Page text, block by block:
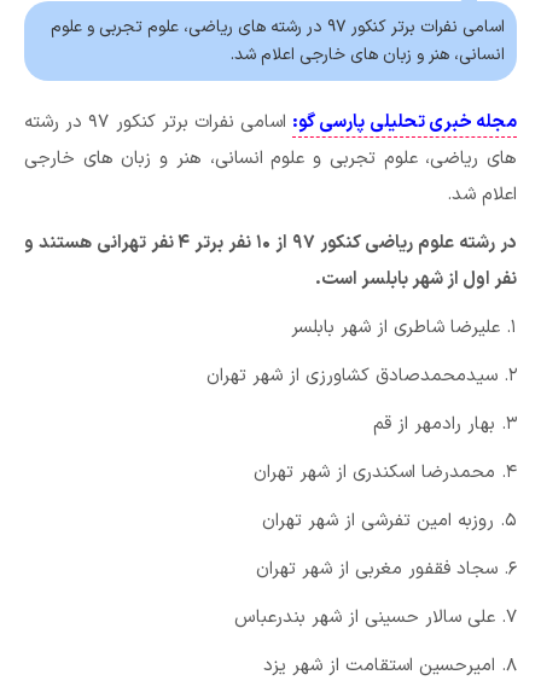
اسامی نفرات برتر کنکور ۹۷ در رشته های ریاضی، علوم تجربی و علوم
انسانی، هنر و زبان های خارجی اعلام شد.
مجله خبری تحلیلی پارسی گو:
اسامی نفرات برتر کنکور ۹۷ در رشته
های ریاضی، علوم تجربی و علوم انسانی، هنر و زبان های خارجی
اعلام شد.
در رشته علوم ریاضی کنکور ۹۷ از ۱۰ نفر برتر ۴ نفر تهرانی هستند و
نفر اول از شهر بابلسر است.
۱. علیرضا شاطری از شهر بابلسر
۲. سیدمحمدصادق کشاورزی از شهر تهران
۳. بهار رادمهر از قم
۴. محمدرضا اسکندری از شهر تهران
۵. روزبه امین تفرشی از شهر تهران
۶. سجاد فقفور مغربی از شهر تهران
۷. علی سالار حسینی از شهر بندرعباس
۸. امیرحسین استقامت از شهر یزد